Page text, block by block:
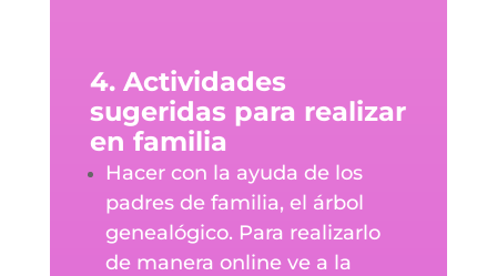
4. Actividades
sugeridas para realizar
en familia
Hacer con la ayuda de los
padres de familia, el árbol
genealógico. Para realizarlo
de manera online ve a la